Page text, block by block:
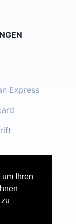
Ihren
Express